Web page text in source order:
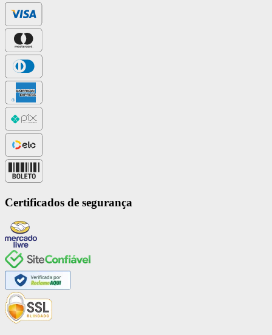
Certificados de segurança